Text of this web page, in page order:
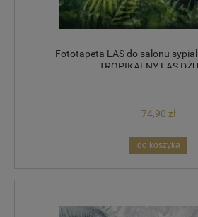
Fototapeta LAS do salonu
TROPIKALNY LAS
74,90 zł
do koszyka